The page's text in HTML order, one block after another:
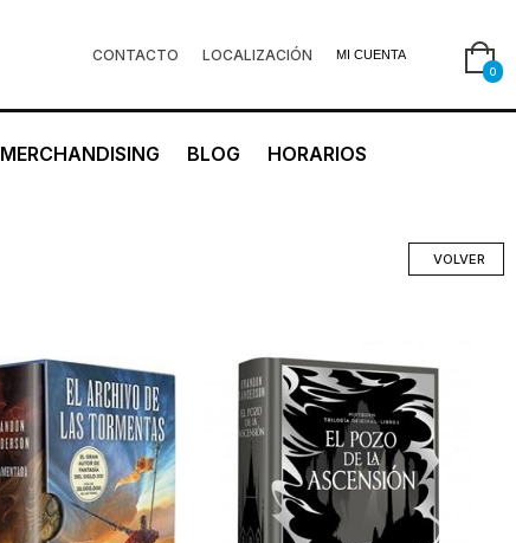
CONTACTO LOCALIZACIÓN MI CUENTA
0
MERCHANDISING BLOG HORARIOS
VOLVER